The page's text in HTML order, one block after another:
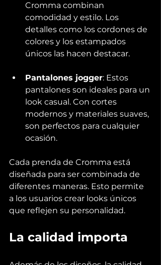
Cromma combinan
comodidad y estilo. Los
detalles como los cordones de
colores y los estampados
únicos las hacen destacar.
Pantalones jogger: Estos
pantalones son ideales para un
look casual. Con cortes
modernos y materiales suaves,
son perfectos para cualquier
ocasión.
Cada prenda de Cromma está
diseñada para ser combinada de
diferentes maneras. Esto permite
a los usuarios crear looks únicos
que reflejen su personalidad.
La calidad importa